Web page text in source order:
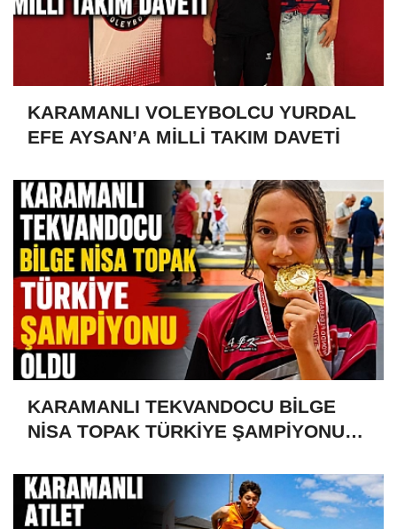
KARAMANLI VOLEYBOLCU YURDAL
EFE AYSAN’A MİLLİ TAKIM DAVETİ
KARAMANLI TEKVANDOCU BİLGE
NİSA TOPAK TÜRKİYE ŞAMPİYONU